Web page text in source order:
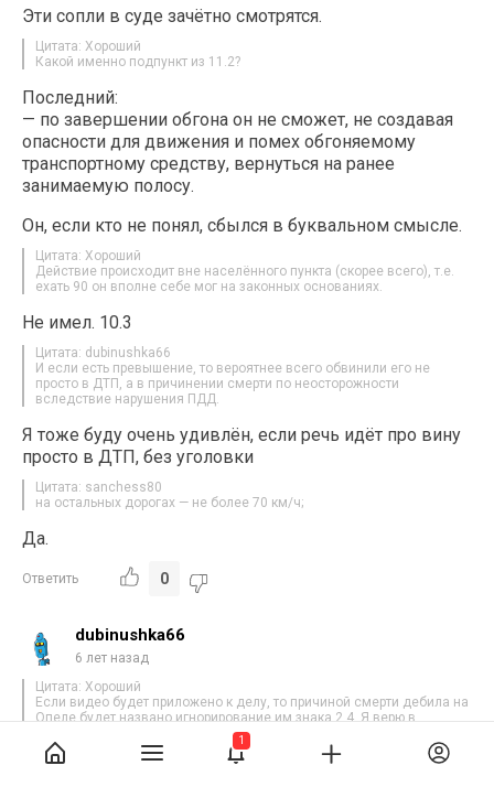
Эти сопли в суде зачётно смотрятся.
Цитата: Хороший
Какой именно подпункт из 11.2?
Последний:
— по завершении обгона он не сможет, не создавая
опасности для движения и помех обгоняемому
транспортному средству, вернуться на ранее
занимаемую полосу.
Он, если кто не понял, сбылся в буквальном смысле.
Цитата: Хороший
Действие происходит вне населённого пункта (скорее всего), т.е.
ехать 90 он вполне себе мог на законных основаниях.
Не имел. 10.3
Цитата: dubinushka66
И если есть превышение, то вероятнее всего обвинили его не
просто в ДТП, а в причинении смерти по неосторожности
вследствие нарушения ПДД.
Я тоже буду очень удивлён, если речь идёт про вину
просто в ДТП, без уголовки
Цитата: sanchess80
на остальных дорогах — не более 70 км/ч;
Да.
Ответить 0
dubinushka66
6 лет назад
Цитата: Хороший
Если видео будет приложено к делу, то причиной смерти дебила на
Опеле будет названо игнорирование им знака 2.4. Я верю в
справедливость российского суда
Причина ДТП не обязана совпадать с причиной
1